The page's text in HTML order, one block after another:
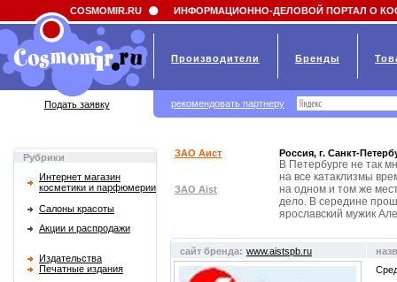
Field 'news_title' doesn't have a default value
Рубрики
Интернет магазин
косметики и парфюмерии
Салоны красоты
Акции и распродажи
Издательства
Печатные издания
ЗАО Аист Россия, г. Санкт-
ЗАО Aist
В Петербурге не так
на все катаклизмы
на одном и том же
дело. В середине
ярославский мужик
сайт бренда: www.aistspb.ru
COSMOMIR.RU ИНФОРМАЦИОННО-ДЕЛОВОЙ ПОРТАЛ О
Производители Бренды
Подать заявку рекомендовать партнеру